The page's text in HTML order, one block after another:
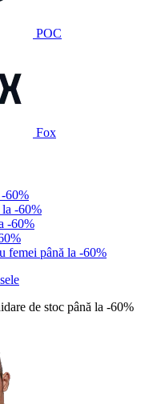
POC
Fox
60%
la -60%
-60%
femei până la -60%
de stoc până la -60%